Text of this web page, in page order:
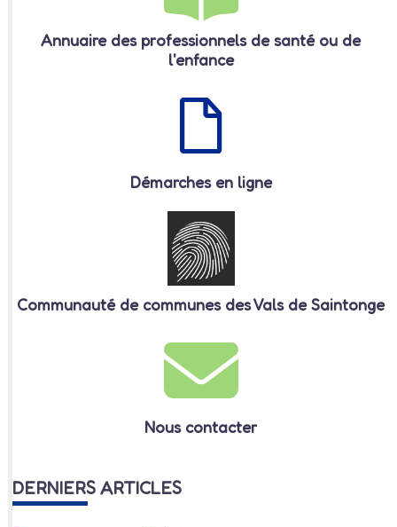
Annuaire des professionnels de santé ou de
l'enfance
Démarches en ligne
Communauté de communes des Vals de Saintonge
Nous contacter
DERNIERS ARTICLES